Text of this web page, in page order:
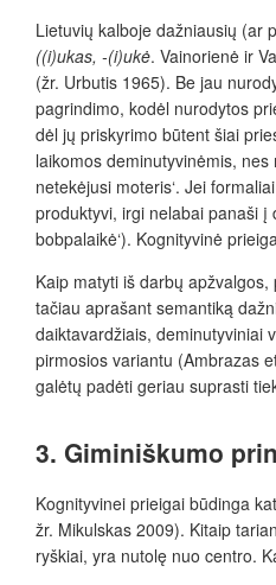
Lietuvių kalboje dažniausių (ar
((i)ukas, -(i)ukė. Vainorienė ir
(žr. Urbutis 1965). Be jau
pagrindimo, kodėl nurodytos
dėl jų priskyrimo būtent šiai
laikomos deminutyvinėmis,
netekėjusi moteris‘. Jei
produktyvi, irgi nelabai panaši į
bobpalaikė‘). Kognityvinė
Kaip matyti iš darbų
tačiau aprašant semantiką
daiktavardžiais, deminutyviniai
pirmosios variantu (Ambrazas
galėtų padėti geriau suprasti
3. Giminiškumo
Kognityvinei prieigai būdinga
žr. Mikulskas 2009). Kitaip
ryškiai, yra nutolę nuo centro.